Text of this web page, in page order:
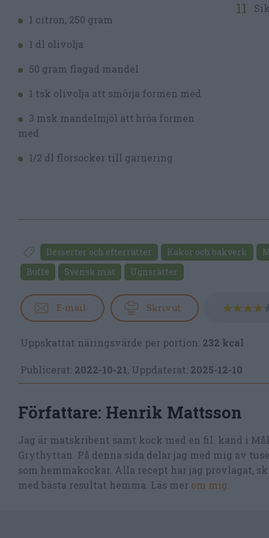
1 citron, 250 gram
1 dl olivolja
50 gram flagad mandel
1 tsk olivolja att smörja formen med
3 msk mandelmjöl att bröa formen
med
1/2 dl florsocker till garnering
Desserter och efterrätter Kakor och bakverk
Buffé
Svensk mat Ugnsrätter
E-mail Skriv ut
Uppskattat näringsvärde per portion: 232 kcal
Publicerat: 2022-10-21, Uppdaterat: 2025-12-10
Författare: Henrik Mattsson
Jag är matskribent samt kock med en fil. kand i
Grythyttan. På denna sida delar jag med mig av
som hemmakockar. Alla recept har jag provlagat,
med bästa resultat hemma. Läs mer om mig